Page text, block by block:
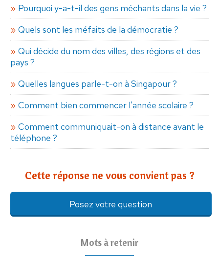
Pourquoi y-a-t-il des gens méchants dans la vie ?
Quels sont les méfaits de la démocratie ?
Qui décide du nom des villes, des régions et des
pays ?
Quelles langues parle-t-on à Singapour ?
Comment bien commencer l'année scolaire ?
Comment communiquait-on à distance avant le
téléphone ?
Cette réponse ne vous convient pas ?
Posez votre question
Mots à retenir